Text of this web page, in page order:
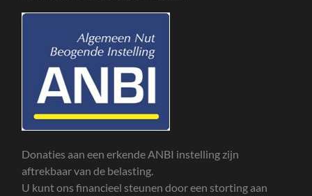
Donaties aan een erkende ANBI instelling zijn
aftrekbaar van de belasting.
U kunt ons financieel steunen door een storting aan